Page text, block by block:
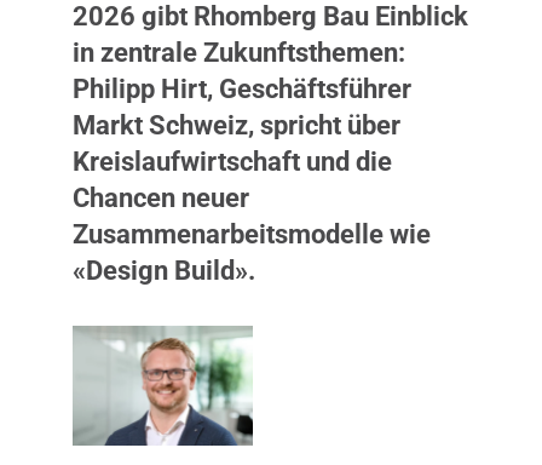
2026 gibt Rhomberg Bau Einblick
in zentrale Zukunftsthemen:
Philipp Hirt, Geschäftsführer
Markt Schweiz, spricht über
Kreislaufwirtschaft und die
Chancen neuer
Zusammenarbeitsmodelle wie
«Design Build».